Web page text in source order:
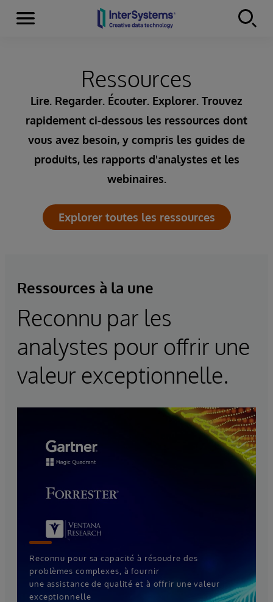
Skip to content
Menu
Ressources
Lire. Regarder. Écouter. Explorer. Trouvez
rapidement ci-dessous les ressources dont
vous avez besoin, y compris les guides de
produits, les rapports d'analystes et les
webinaires.
Explorer toutes les ressources
Ressources à la une
Reconnu par les
analystes pour offrir une
valeur exceptionnelle.
Reconnu pour sa capacité à résoudre des
problèmes complexes, à fournir
une assistance de qualité et à offrir une valeur
exceptionnelle